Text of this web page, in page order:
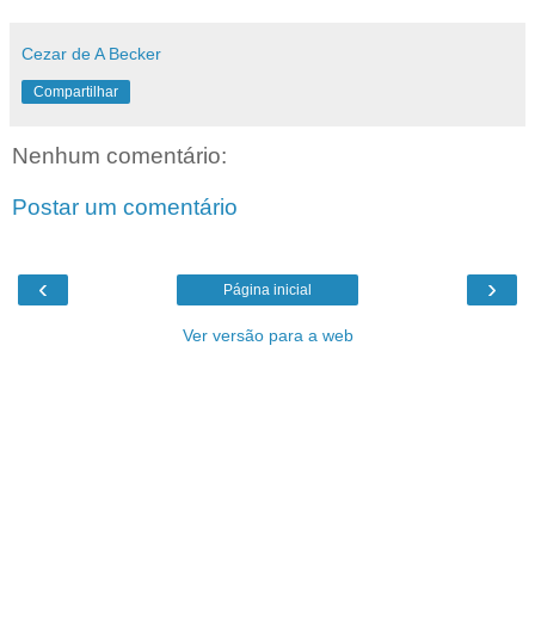
Cezar de A Becker
Compartilhar
Nenhum comentário:
Postar um comentário
‹ ›
Página inicial
Ver versão para a web